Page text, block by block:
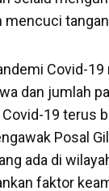
mencuci
Covid-
dan jumlah
19 terus
Posal
ada di
faktor